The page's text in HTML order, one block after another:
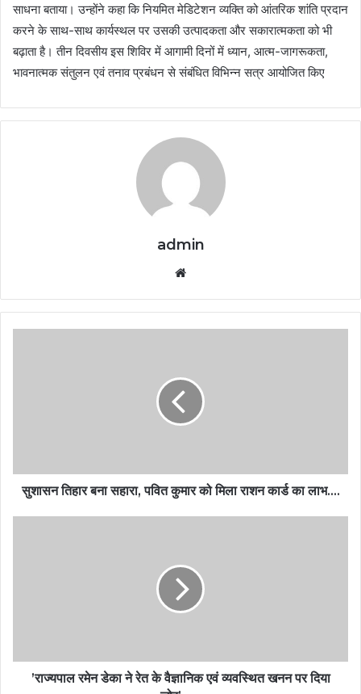
साधना बताया। उन्होंने कहा कि नियमित मेडिटेशन व्यक्ति को आंतरिक शांति प्रदान
करने के साथ-साथ कार्यस्थल पर उसकी उत्पादकता और सकारात्मकता को भी
बढ़ाता है। तीन दिवसीय इस शिविर में आगामी दिनों में ध्यान, आत्म-जागरूकता,
भावनात्मक संतुलन एवं तनाव प्रबंधन से संबंधित विभिन्न सत्र आयोजित किए
admin
सुशासन तिहार बना सहारा, पवित कुमार को मिला राशन कार्ड का लाभ….
’राज्यपाल रमेन डेका ने रेत के वैज्ञानिक एवं व्यवस्थित खनन पर दिया